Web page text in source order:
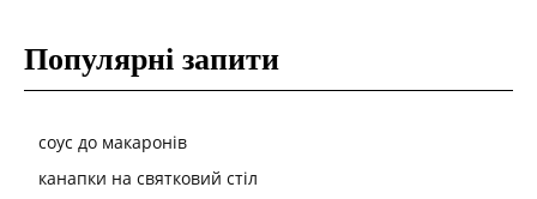
Популярні запити
соус до макаронів
канапки на святковий стіл